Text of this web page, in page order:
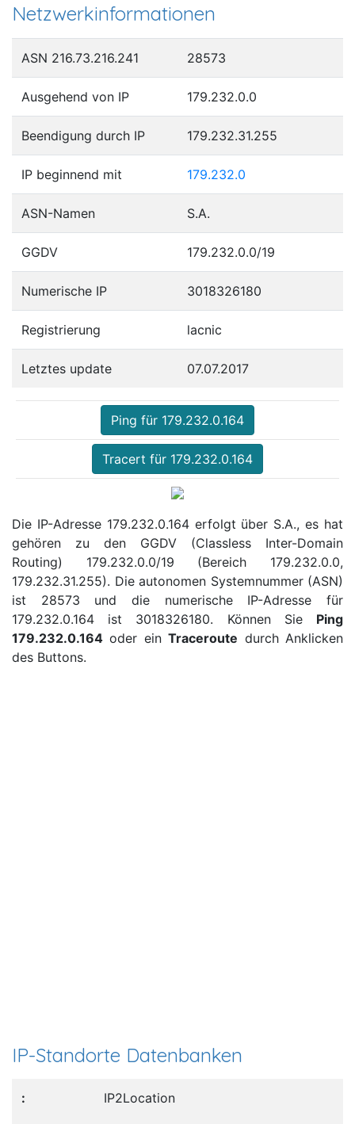
Netzwerkinformationen
ASN 216.73.216.241 28573
Ausgehend von IP 179.232.0.0
Beendigung durch IP 179.232.31.255
IP beginnend mit 179.232.0
ASN-Namen S.A.
GGDV 179.232.0.0/19
Numerische IP 3018326180
Registrierung lacnic
Letztes update 07.07.2017
Ping für 179.232.0.164
Tracert für 179.232.0.164
Die IP-Adresse 179.232.0.164 erfolgt über S.A., es hat
gehören zu den GGDV (Classless Inter-Domain
Routing) 179.232.0.0/19 (Bereich 179.232.0.0,
179.232.31.255). Die autonomen Systemnummer (ASN)
ist 28573 und die numerische IP-Adresse für
179.232.0.164 ist 3018326180. Können Sie Ping
179.232.0.164 oder einTraceroute durch Anklicken
des Buttons.
IP-Standorte Datenbanken
IP2Location